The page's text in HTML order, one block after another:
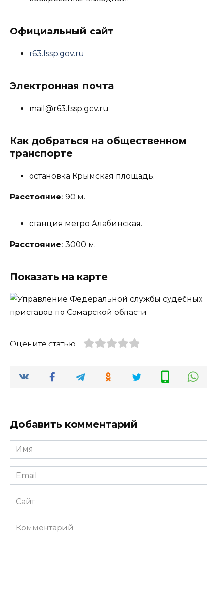
Официальный сайт
r63.fssp.gov.ru
Электронная почта
mail@r63.fssp.gov.ru
Как добраться на общественном
транспорте
остановка Крымская площадь.
Расстояние: 90 м.
станция метро Алабинская.
Расстояние: 3000 м.
Показать на карте
Оцените статью
Добавить комментарий
Имя
*
Email
*
Сайт
Комментарий